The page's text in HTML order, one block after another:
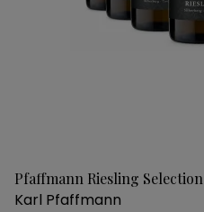
Pfaffmann Riesling Selection
Karl Pfaffmann